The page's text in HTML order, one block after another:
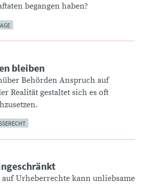
begangen haben?
bleiben
Behörden Anspruch auf
Realität gestaltet sich es oft
Urheberrechte kann unliebsame